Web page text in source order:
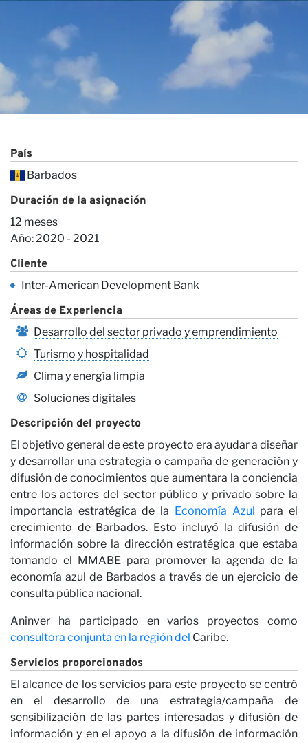
País
Barbados
Duración de la asignación
12 meses
Año: 2020 - 2021
Cliente
Inter-American Development Bank
Áreas de Experiencia
Desarrollo del sector privado y emprendimiento
Turismo y hospitalidad
Clima y energía limpia
Soluciones digitales
Descripción del proyecto
El objetivo general de este proyecto era ayudar a diseñar
y desarrollar una estrategia o campaña de generación y
difusión de conocimientos que aumentara la conciencia
entre los actores del sector público y privado sobre la
importancia estratégica de la Economía Azul para el
crecimiento de Barbados. Esto incluyó la difusión de
información sobre la dirección estratégica que estaba
tomando el MMABE para promover la agenda de la
economía azul de Barbados a través de un ejercicio de
consulta pública nacional.
Aninver ha participado en varios proyectos como
consultora conjunta en la región del Caribe.
Servicios proporcionados
El alcance de los servicios para este proyecto se centró
en el desarrollo de una estrategia/campaña de
sensibilización de las partes interesadas y difusión de
información y en el apoyo a la difusión de información